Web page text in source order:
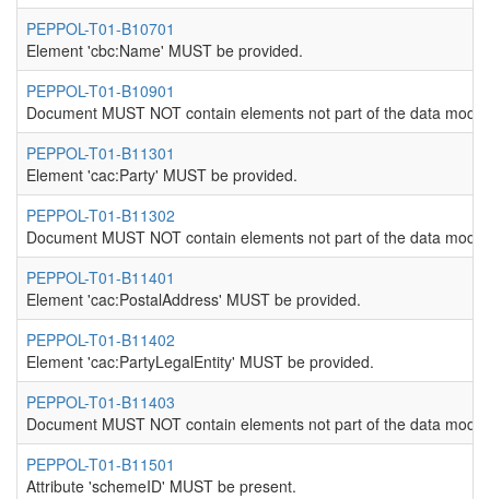
PEPPOL-T01-B10701
Element 'cbc:Name' MUST be provided.
PEPPOL-T01-B10901
Document MUST NOT contain elements not part of the data
PEPPOL-T01-B11301
Element 'cac:Party' MUST be provided.
PEPPOL-T01-B11302
Document MUST NOT contain elements not part of the data
PEPPOL-T01-B11401
Element 'cac:PostalAddress' MUST be provided.
PEPPOL-T01-B11402
Element 'cac:PartyLegalEntity' MUST be provided.
PEPPOL-T01-B11403
Document MUST NOT contain elements not part of the data
PEPPOL-T01-B11501
Attribute 'schemeID' MUST be present.